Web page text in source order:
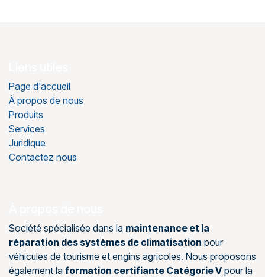
Page d'accueil
À propos de nous
Produits
Services
Juridique
Contactez nous
Société spécialisée dans la maintenance et la
réparation des systèmes de climatisation pour
véhicules de tourisme et engins agricoles. Nous proposons
également la formation certifiante Catégorie Vpour la